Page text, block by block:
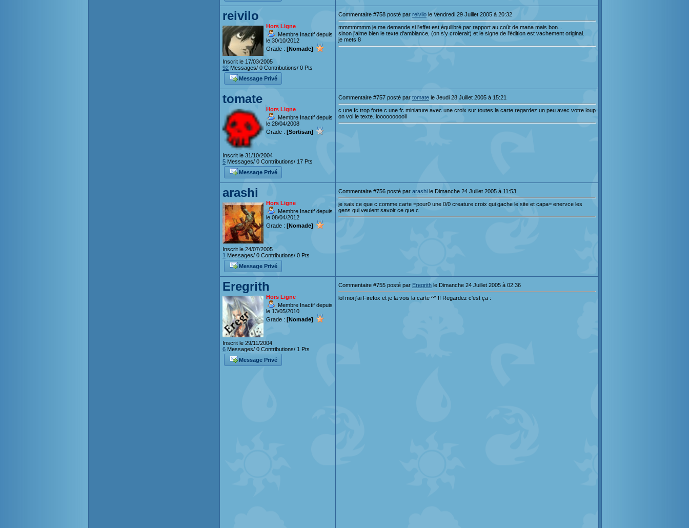
reivilo
Hors Ligne
Membre Inactif depuis
le 30/10/2012
Grade : [Nomade]
Inscrit le 17/03/2005
92 Messages/ 0 Contributions/ 0 Pts
Message Privé
Commentaire #758 posté par reivilo le Vendredi 29 Juillet 2005 à 20:32
mmmmmmm je me demande si l'effet est équilibré par rapport au coût de mana mais bon...
sinon j'aime bien le texte d'ambiance, (on s'y croierait) et le signe de l'édition est vachement original.
je mets 8
tomate
Hors Ligne
Membre Inactif depuis
le 28/04/2008
Grade : [Sortisan]
Inscrit le 31/10/2004
5 Messages/ 0 Contributions/ 17 Pts
Message Privé
Commentaire #757 posté par tomate le Jeudi 28 Juillet 2005 à 15:21
c une fc trop forte c une fc miniature avec une croix sur toutes la carte regardez un peu avec votre loup
on voi le texte..loooooooooll
arashi
Hors Ligne
Membre Inactif depuis
le 08/04/2012
Grade : [Nomade]
Inscrit le 24/07/2005
1 Messages/ 0 Contributions/ 0 Pts
Message Privé
Commentaire #756 posté par arashi le Dimanche 24 Juillet 2005 à 11:53
je sais ce que c comme carte =pour0 une 0/0 creature croix qui gache le site et capa= enervce les
gens qui veulent savoir ce que c
Eregrith
Hors Ligne
Membre Inactif depuis
le 13/05/2010
Grade : [Nomade]
Inscrit le 29/11/2004
6 Messages/ 0 Contributions/ 1 Pts
Message Privé
Commentaire #755 posté par Eregrith le Dimanche 24 Juillet 2005 à 02:36
lol moi j'ai Firefox et je la vois la carte ^^ !! Regardez c'est ça :